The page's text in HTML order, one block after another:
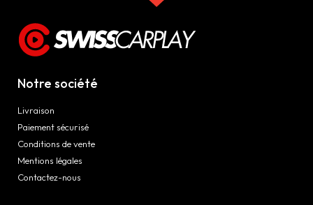
Notre société
Livraison
Paiement sécurisé
Conditions de vente
Mentions légales
Contactez-nous